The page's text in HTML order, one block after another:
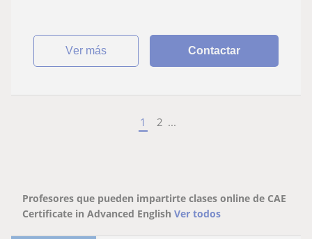
ver más Contactar
1 2 ...
Profesores que pueden impartirte clases online de CAE
Certificate in Advanced English Ver todos